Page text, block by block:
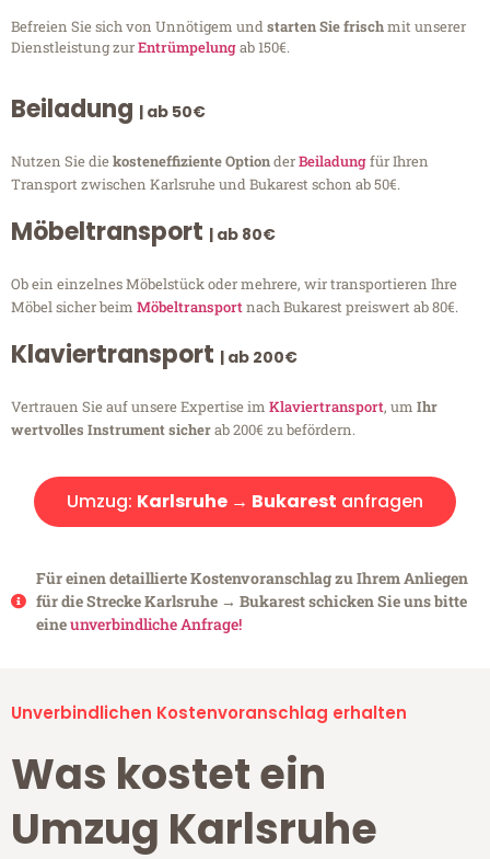
Befreien Sie sich von Unnötigem undstarten Sie frischmit unserer
Dienstleistung zurEntrümpelungab 150€.
Beiladung | ab 50€
Nutzen Sie diekosteneffiziente OptionderBeiladungfür Ihren
Transport zwischen Karlsruhe und Bukarest schon ab 50€.
Möbeltransport | ab 80€
Ob ein einzelnes Möbelstück oder mehrere, wir transportieren Ihre
Möbel sicher beim Möbeltransportnach Bukarest preiswert ab 80€.
Klaviertransport | ab 200€
Vertrauen Sie auf unsere Expertise im Klaviertransport, um Ihr
wertvolles Instrument sicherab 200€ zu befördern.
Umzug: Karlsruhe → Bukarest anfragen
Für einen detaillierte Kostenvoranschlag zu Ihrem Anliegen
für die Strecke Karlsruhe → Bukarest schicken Sie uns bitte
eineunverbindliche Anfrage!
Unverbindlichen Kostenvoranschlag erhalten
Was kostet ein
Umzug Karlsruhe